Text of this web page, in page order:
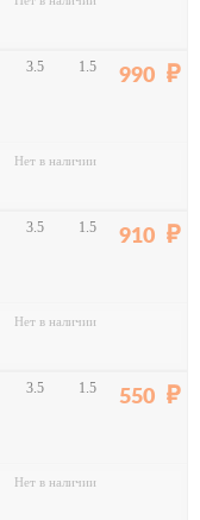
3.5 1.5 990
Нет в наличии
3.5 1.5 910
Нет в наличии
3.5 1.5 550
Нет в наличии